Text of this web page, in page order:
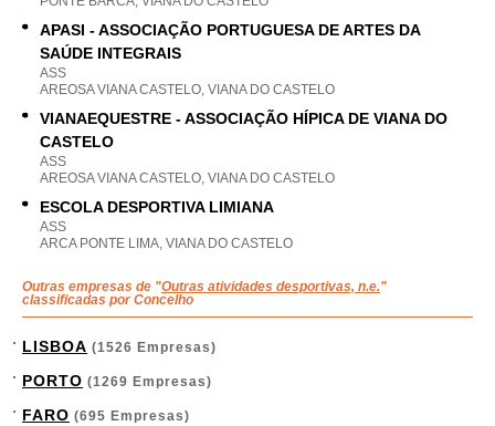
APASI - ASSOCIAÇÃO PORTUGUESA DE ARTES DA
SAÚDE INTEGRAIS
ASS
AREOSA VIANA CASTELO, VIANA DO CASTELO
VIANAEQUESTRE - ASSOCIAÇÃO HÍPICA DE VIANA DO
CASTELO
ASS
AREOSA VIANA CASTELO, VIANA DO CASTELO
ESCOLA DESPORTIVA LIMIANA
ASS
ARCA PONTE LIMA, VIANA DO CASTELO
Outras empresas de "Outras atividades desportivas, n.e."
classificadas por Concelho
LISBOA (1526 Empresas)
PORTO (1269 Empresas)
FARO (695 Empresas)